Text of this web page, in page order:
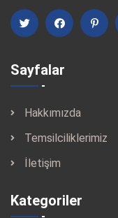
Sayfalar
Hakkımızda
Temsilciliklerimiz
İletişim
Kategoriler